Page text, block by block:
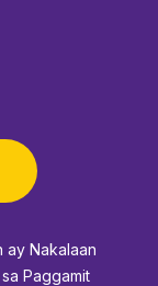
ay Nakalaan
Paggamit